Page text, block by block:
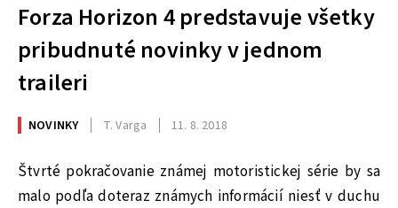
Forza Horizon 4 predstavuje všetky
pribudnuté novinky v jednom
traileri
NOVINKY T. Varga 11. 8. 2018
Štvrté pokračovanie známej motoristickej série by sa
malo podľa doteraz známych informácií niesť v duchu